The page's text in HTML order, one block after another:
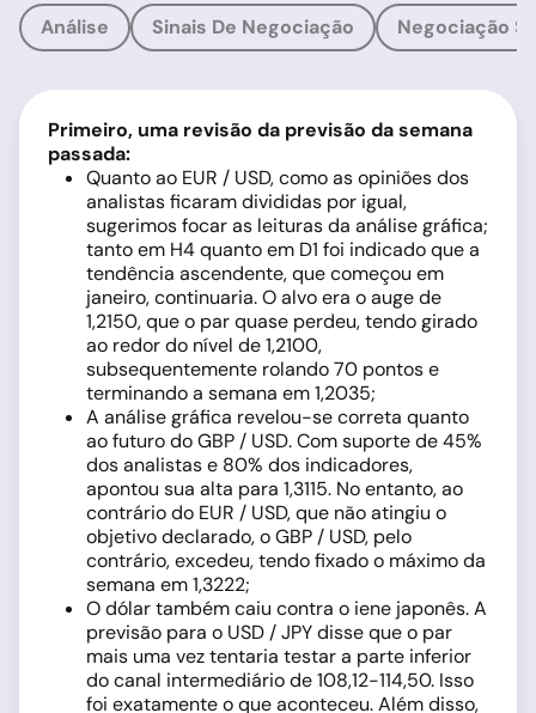
Análise Sinais De Negociação Negociação
Primeiro, uma revisão da previsão da semana
passada:
Quanto ao EUR / USD, como as opiniões dos
analistas ficaram divididas por igual,
sugerimos focar as leituras da análise gráfica;
tanto em H4 quanto em D1 foi indicado que a
tendência ascendente, que começou em
janeiro, continuaria. O alvo era o auge de
1,2150, que o par quase perdeu, tendo girado
ao redor do nível de 1,2100,
subsequentemente rolando 70 pontos e
terminando a semana em 1,2035;
A análise gráfica revelou-se correta quanto
ao futuro do GBP / USD. Com suporte de 45%
dos analistas e 80% dos indicadores,
apontou sua alta para 1,3115. No entanto, ao
contrário do EUR / USD, que não atingiu o
objetivo declarado, o GBP / USD, pelo
contrário, excedeu, tendo fixado o máximo da
semana em 1,3222;
O dólar também caiu contra o iene japonês. A
previsão para o USD / JPY disse que o par
mais uma vez tentaria testar a parte inferior
do canal intermediário de 108,12-114,50. Isso
foi exatamente o que aconteceu. Além disso,